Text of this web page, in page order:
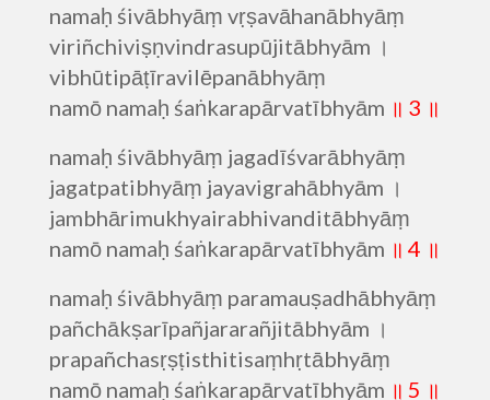
namaḥ śivābhyāṃ vṛṣavāhanābhyāṃ
viriñchiviṣṇvindrasupūjitābhyām ।
vibhūtipāṭīravilēpanābhyāṃ
namō namaḥ śaṅkarapārvatībhyām ॥ 3 ॥
namaḥ śivābhyāṃ jagadīśvarābhyāṃ
jagatpatibhyāṃ jayavigrahābhyām ।
jambhārimukhyairabhivanditābhyāṃ
namō namaḥ śaṅkarapārvatībhyām ॥ 4 ॥
namaḥ śivābhyāṃ paramauṣadhābhyāṃ
pañchākṣarīpañjararañjitābhyām ।
prapañchasṛṣṭisthitisaṃhṛtābhyāṃ
namō namaḥ śaṅkarapārvatībhyām ॥ 5 ॥